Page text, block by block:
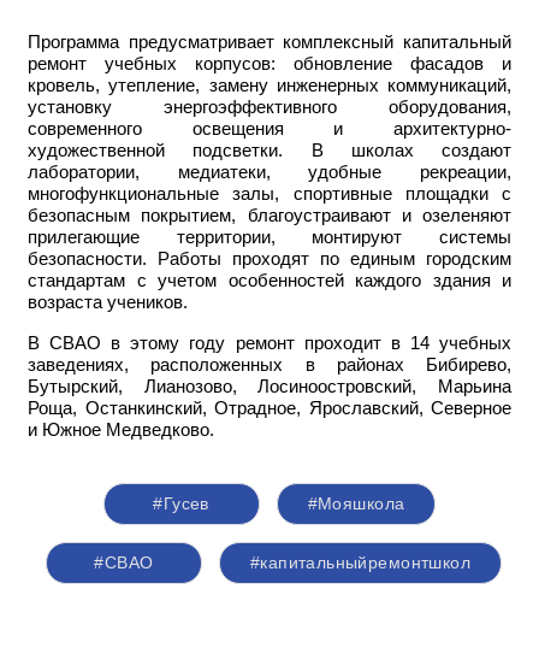
Программа предусматривает комплексный капитальный
ремонт учебных корпусов: обновление фасадов и
кровель, утепление, замену инженерных коммуникаций,
установку энергоэффективного оборудования,
современного освещения и архитектурно-
художественной подсветки. В школах создают
лаборатории, медиатеки, удобные рекреации,
многофункциональные залы, спортивные площадки с
безопасным покрытием, благоустраивают и озеленяют
прилегающие территории, монтируют системы
безопасности. Работы проходят по единым городским
стандартам с учетом особенностей каждого здания и
возраста учеников.
В СВАО в этому году ремонт проходит в 14 учебных
заведениях, расположенных в районах Бибирево,
Бутырский, Лианозово, Лосиноостровский, Марьина
Роща, Останкинский, Отрадное, Ярославский, Северное
и Южное Медведково.
#Гусев #Мояшкола
#СВАО #капитальныйремонтшкол